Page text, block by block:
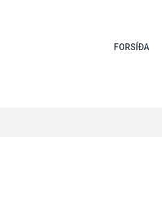
FORSÍÐA